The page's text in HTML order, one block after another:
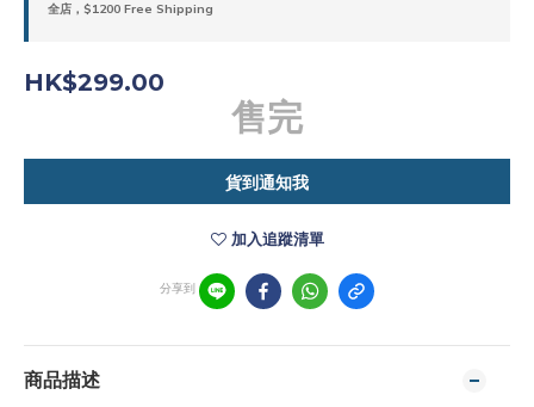
全店，$1200 Free Shipping
HK$299.00
售完
貨到通知我
加入追蹤清單
分享到
商品描述